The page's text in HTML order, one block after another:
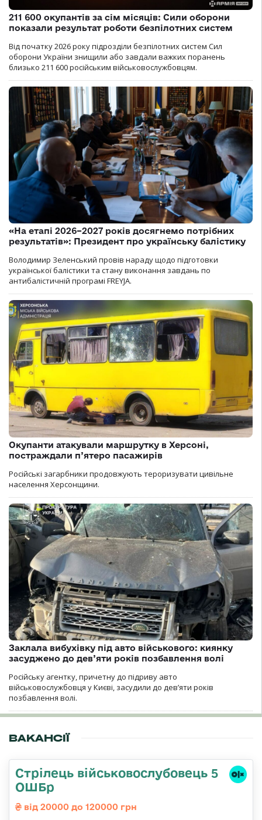
211 600 окупантів за сім місяців: Сили оборони
показали результат роботи безпілотних систем
Від початку 2026 року підрозділи безпілотних систем Сил
оборони України знищили або завдали важких поранень
близько 211 600 російським військовослужбовцям.
«На етапі 2026–2027 років досягнемо потрібних
результатів»: Президент про українську балістику
Володимир Зеленський провів нараду щодо підготовки
української балістики та стану виконання завдань по
антибалістичній програмі FREYJA.
Окупанти атакували маршрутку в Херсоні,
постраждали п’ятеро пасажирів
Російські загарбники продовжують тероризувати цивільне
населення Херсонщини.
Заклала вибухівку під авто військового: киянку
засуджено до дев’яти років позбавлення волі
Російську агентку, причетну до підриву авто
військовослужбовця у Києві, засудили до дев’яти років
позбавлення волі.
ВАКАНСІЇ
Стрілець військовослубовець 5
ОШБр
від 20000 до 120000 грн